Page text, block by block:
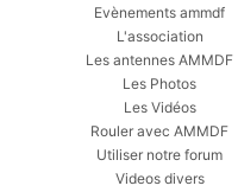
Evènements ammdf
L'association
Les antennes AMMDF
Les Photos
Les Vidéos
Rouler avec AMMDF
Utiliser notre forum
Videos divers